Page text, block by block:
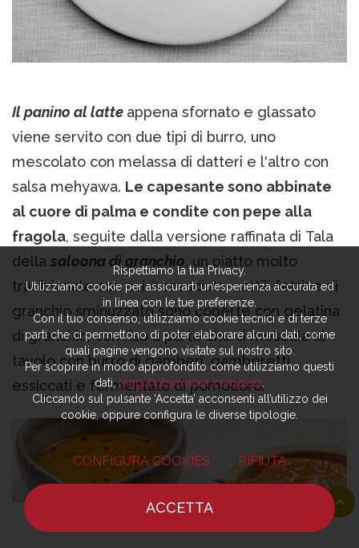
Il panino al latte appena sfornato e glassato
viene servito con due tipi di burro, uno
mescolato con melassa di datteri e l'altro con
salsa mehyawa. Le capesante sono abbinate
al cuore di palma e condite con pepe alla
fragola, seguite dalla versione raffinata di Tala
della saloona di granchio , un piatto molto
tradizionale con cui è cresciuta: sottili fettine di
granchio sminuzzato sono coperte con gelatina
di granchio, con riso a parte che si mescola al
tavolo con burro di gamberi, gamberetti
essiccati e fermentato di pomodoro.
Rispettiamo la tua Privacy.
Utilizziamo cookie per assicurarti un’esperienza accurata ed
in linea con le tue preferenze.
Con il tuo consenso, utilizziamo cookie tecnici e di terze
parti che ci permettono di poter elaborare alcuni dati, come
quali pagine vengono visitate sul nostro sito.
Per scoprire in modo approfondito come utilizziamo questi
dati,leggi l’informativa completa
Cliccando sul pulsante ‘Accetta’ acconsenti all’utilizzo dei
cookie, oppure configura le diverse tipologie.
CONFIGURA COOKIES RIFIUTA
ACCETTA